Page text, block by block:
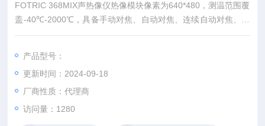
FOTRIC 368MIX声热像仪热像模块像素为640*480，测温范围覆
盖-40℃-2000℃，具备手动对焦、自动对焦、连续自动对焦、触
屏对焦功能。
产品型号：
更新时间：2024-09-18
厂商性质：代理商
访问量：1280